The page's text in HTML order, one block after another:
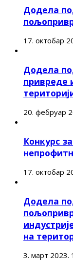
Додела
17. октобар
Додела
привреде
20. фебруар
Конкурс
17. октобар
Додела
на
3. март 2023.